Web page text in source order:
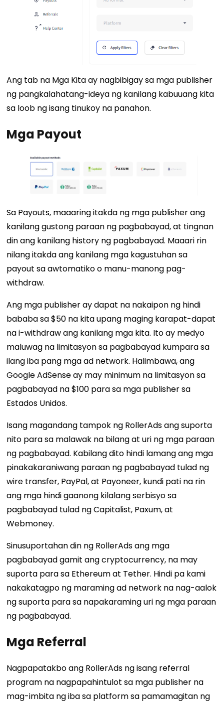
Ang tab na Mga Kita ay nagbibigay sa mga publisher
ng pangkalahatang-ideya ng kanilang kabuuang kita
sa loob ng isang tinukoy na panahon.
Mga Payout
Sa Payouts, maaaring itakda ng mga publisher ang
kanilang gustong paraan ng pagbabayad, at tingnan
din ang kanilang history ng pagbabayad. Maaari rin
nilang itakda ang kanilang mga kagustuhan sa
payout sa awtomatiko o manu-manong pag-
withdraw.
Ang mga publisher ay dapat na nakaipon ng hindi
bababa sa $50 na kita upang maging karapat-dapat
na i-withdraw ang kanilang mga kita. Ito ay medyo
maluwag na limitasyon sa pagbabayad kumpara sa
ilang iba pang mga ad network. Halimbawa, ang
Google AdSense ay may minimum na limitasyon sa
pagbabayad na $100 para sa mga publisher sa
Estados Unidos.
Isang magandang tampok ng RollerAds ang suporta
nito para sa malawak na bilang at uri ng mga paraan
ng pagbabayad. Kabilang dito hindi lamang ang mga
pinakakaraniwang paraan ng pagbabayad tulad ng
wire transfer, PayPal, at Payoneer, kundi pati na rin
ang mga hindi gaanong kilalang serbisyo sa
pagbabayad tulad ng Capitalist, Paxum, at
Webmoney.
Sinusuportahan din ng RollerAds ang mga
pagbabayad gamit ang cryptocurrency, na may
suporta para sa Ethereum at Tether. Hindi pa kami
nakakatagpo ng maraming ad network na nag-aalok
ng suporta para sa napakaraming uri ng mga paraan
ng pagbabayad.
Mga Referral
Nagpapatakbo ang RollerAds ng isang referral
program na nagpapahintulot sa mga publisher na
mag-imbita ng iba sa platform sa pamamagitan ng